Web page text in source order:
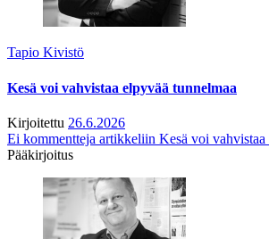
Tapio Kivistö
Kesä voi vahvistaa elpyvää tunnelmaa
Kirjoitettu 26.6.2026
Ei kommentteja artikkeliin Kesä voi vahvistaa
Pääkirjoitus